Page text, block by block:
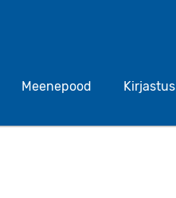
Meenepood Kirjastus